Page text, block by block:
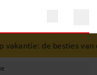
besties van onze